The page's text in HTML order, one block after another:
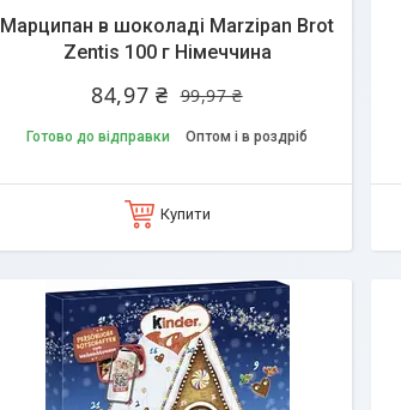
Марципан в шоколаді Marzipan Brot
Zentis 100 г Німеччина
99,97 ₴
84,97 ₴
Готово до відправки Оптом і в роздріб
Купити